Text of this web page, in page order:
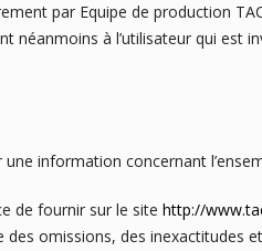
par Equipe de production
à l’utilisateur qui est
information concernant
de fournir sur le site http://
omissions, des inexactitudes